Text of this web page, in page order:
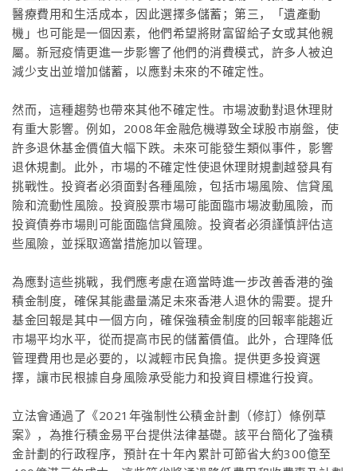
醫療費用和生活成本，因此選擇多儲蓄；第三，「遺產動
機」也可能是一個因素，他們希望將財富留給子女或其他親
屬。新冠疫情更進一步影響了他們的消費模式，許多人被迫
減少支出並增加儲蓄，以應對未來的不確定性。
然而，這種趨勢也帶來其他不確定性。市場波動對退休理財
有重大影響。例如，2008年金融危機導致全球股市崩盤，使
許多退休基金價值大幅下跌。未來可能發生類似事件，影響
退休規劃。此外，市場的不確定性使退休理財規劃越發具有
挑戰性。投資者必須面對各種風險，包括市場風險、信貸風
險和流動性風險。投資股票市場可能面臨市場波動風險，而
投資債券市場則可能面臨信貸風險。投資者必須謹慎評估這
些風險，並採取適當措施加以管理。
為應對這些挑戰，我們應考慮在適當時進一步改善香港的強
積金制度，確保其能盡量滿足未來香港人退休的需要。提升
基金回報是其中一個方向，確保強積金制度的回報率能趨近
市場平均水平，從而提高市民的儲蓄價值。此外，合理降低
管理費用也是必要的，以減輕市民負擔。提供更多投資選
擇，讓市民根據自身風險承受能力和投資目標進行投資。
立法會通過了《2021年強制性公積金計劃（修訂）條例草
案》，為推行積金易平台提供法律基礎。該平台簡化了強積
金計劃的行政程序，預計在十年內累計可節省大約300億至